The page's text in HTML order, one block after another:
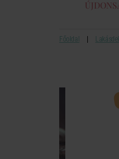
Főoldal